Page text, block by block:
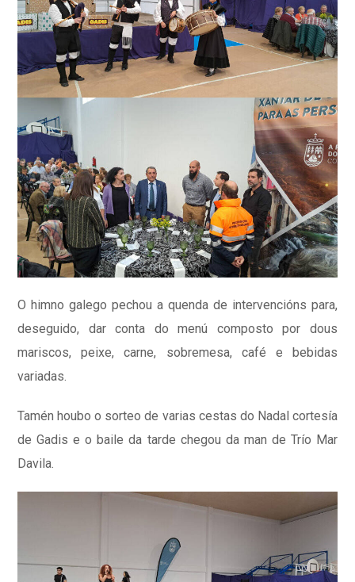
O himno galego pechou a quenda de intervencións para,
deseguido, dar conta do menú composto por dous
mariscos, peixe, carne, sobremesa, café e bebidas
variadas.
Tamén houbo o sorteo de varias cestas do Nadal cortesía
de Gadis e o baile da tarde chegou da man de Trío Mar
Davila.